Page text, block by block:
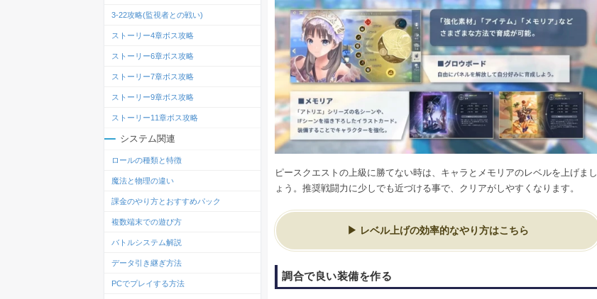
ピースクエストの上級に勝てない時は、キャラとメモリアのレベルを上げまし
ょう。推奨戦闘力に少しでも近づける事で、クリアがしやすくなります。
レベル上げの効率的なやり方はこちら
調合で良い装備を作る
3-22攻略(監視者との戦い)
ストーリー4章ボス攻略
ストーリー6章ボス攻略
ストーリー7章ボス攻略
ストーリー9章ボス攻略
ストーリー11章ボス攻略
システム関連
ロールの種類と特徴
魔法と物理の違い
課金のやり方とおすすめパック
複数端末での遊び方
バトルシステム解説
データ引き継ぎ方法
PCでプレイする方法